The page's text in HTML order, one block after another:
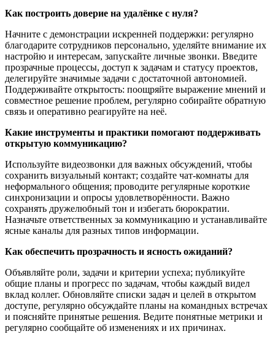
Как построить доверие на удалёнке с нуля?
Начните с демонстрации искренней поддержки: регулярно
благодарите сотрудников персонально, уделяйте внимание их
настройю и интересам, запускайте личные звонки. Введите
прозрачные процессы, доступ к задачам и статусу проектов,
делегируйте значимые задачи с достаточной автономией.
Поддерживайте открытость: поощряйте выражение мнений и
совместное решение проблем, регулярно собирайте обратную
связь и оперативно реагируйте на неё.
Какие инструменты и практики помогают поддерживать
открытую коммуникацию?
Используйте видеозвонки для важных обсуждений, чтобы
сохранить визуальный контакт; создайте чат-комнаты для
неформального общения; проводите регулярные короткие
синхронизации и опросы удовлетворённости. Важно
сохранять дружелюбный тон и избегать бюрократии.
Назначьте ответственных за коммуникацию и устанавливайте
ясные каналы для разных типов информации.
Как обеспечить прозрачность и ясность ожиданий?
Объявляйте роли, задачи и критерии успеха; публикуйте
общие планы и прогресс по задачам, чтобы каждый видел
вклад коллег. Обновляйте списки задач и целей в открытом
доступе, регулярно обсуждайте планы на командных встречах
и поясняйте принятые решения. Ведите понятные метрики и
регулярно сообщайте об изменениях и их причинах.